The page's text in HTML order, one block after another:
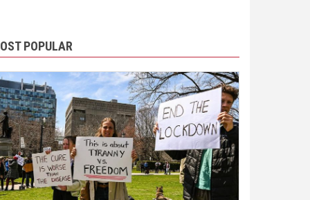
POPULAR